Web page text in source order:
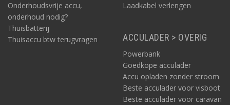
Onderhoudsvrije accu,
onderhoud nodig?
Thuisbatterij
Thuisaccu btw terugvragen
Laadkabel verlengen
ACCULADER > OVERIG
Powerbank
Goedkope acculader
Accu opladen zonder stroom
Beste acculader voor visboot
Beste acculader voor caravan